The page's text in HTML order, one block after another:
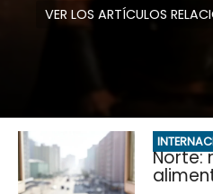
VER LOS ARTÍCULOS
Ola
Norte: